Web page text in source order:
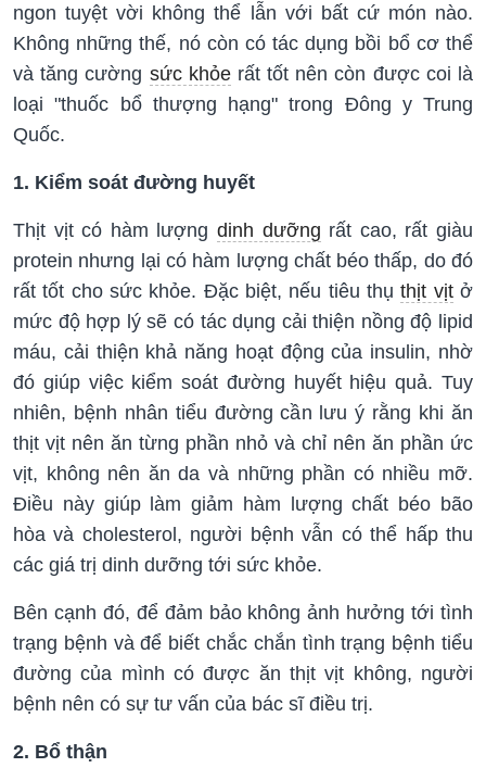
ngon tuyệt vời không thể lẫn với bất cứ món nào.
Không những thế, nó còn có tác dụng bồi bổ cơ thể
và tăng cường sức khỏerất tốt nên còn được coi là
loại "thuốc bổ thượng hạng" trong Đông y Trung
Quốc.
1. Kiểm soát đường huyết
Thịt vịt có hàm lượng dinh dưỡng rất cao, rất giàu
protein nhưng lại có hàm lượng chất béo thấp, do đó
rất tốt cho sức khỏe. Đặc biệt, nếu tiêu thụthịt vịtở
mức độ hợp lý sẽ có tác dụng cải thiện nồng độ lipid
máu, cải thiện khả năng hoạt động của insulin, nhờ
đó giúp việc kiểm soát đường huyết hiệu quả. Tuy
nhiên, bệnh nhân tiểu đường cần lưu ý rằng khi ăn
thịt vịt nên ăn từng phần nhỏ và chỉ nên ăn phần ức
vịt, không nên ăn da và những phần có nhiều mỡ.
Điều này giúp làm giảm hàm lượng chất béo bão
hòa và cholesterol, người bệnh vẫn có thể hấp thu
các giá trị dinh dưỡng tới sức khỏe.
Bên cạnh đó, để đảm bảo không ảnh hưởng tới tình
trạng bệnh và để biết chắc chắn tình trạng bệnh tiểu
đường của mình có được ăn thịt vịt không, người
bệnh nên có sự tư vấn của bác sĩ điều trị.
2. Bổ thận